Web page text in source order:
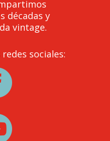
décadas y
vintage.
sociales: